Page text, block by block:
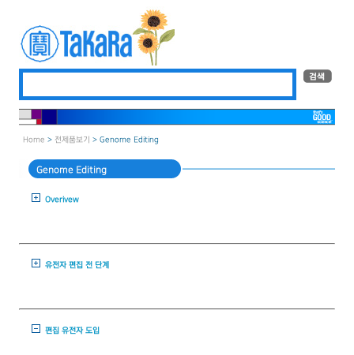
Home > 전제품보기 > Genome Editing
Genome Editing
Overivew
유전자 편집 전 단계
편집 유전자 도입